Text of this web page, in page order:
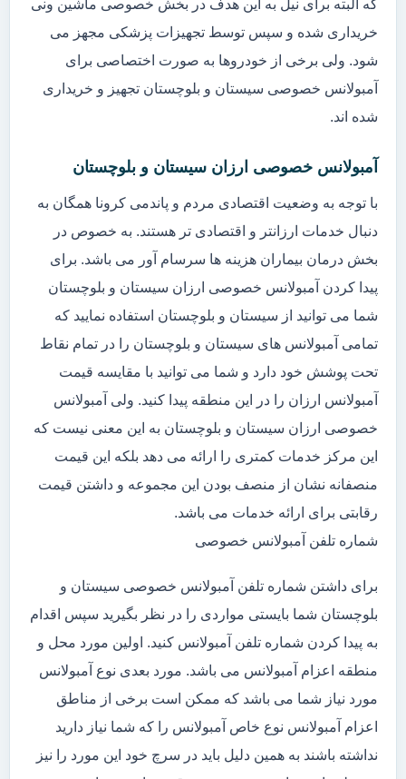
که البته برای نیل به این هدف در بخش خصوصی ماشین ونی
خریداری شده و سپس توسط تجهیزات پزشکی مجهز می
شود. ولی برخی از خودروها به صورت اختصاصی برای
آمبولانس خصوصی سیستان و بلوچستان تجهیز و خریداری
شده اند.
آمبولانس خصوصی ارزان سیستان و بلوچستان
با توجه به وضعیت اقتصادی مردم و پاندمی کرونا همگان به
دنبال خدمات ارزانتر و اقتصادی تر هستند. به خصوص در
بخش درمان بیماران هزینه ها سرسام آور می باشد. برای
پیدا کردن آمبولانس خصوصی ارزان سیستان و بلوچستان
شما می توانید از سیستان و بلوچستان استفاده نمایید که
تمامی آمبولانس های سیستان و بلوچستان را در تمام نقاط
تحت پوشش خود دارد و شما می توانید با مقایسه قیمت
آمبولانس ارزان را در این منطقه پیدا کنید. ولی آمبولانس
خصوصی ارزان سیستان و بلوچستان به این معنی نیست که
این مرکز خدمات کمتری را ارائه می دهد بلکه این قیمت
منصفانه نشان از منصف بودن این مجموعه و داشتن قیمت
رقابتی برای ارائه خدمات می باشد.
شماره تلفن آمبولانس خصوصی
برای داشتن شماره تلفن آمبولانس خصوصی سیستان و
بلوچستان شما بایستی مواردی را در نظر بگیرید سپس اقدام
به پیدا کردن شماره تلفن آمبولانس کنید. اولین مورد محل و
منطقه اعزام آمبولانس می باشد. مورد بعدی نوع آمبولانس
مورد نیاز شما می باشد که ممکن است برخی از مناطق
اعزام آمبولانس نوع خاص آمبولانس را که شما نیاز دارید
نداشته باشند به همین دلیل باید در سرچ خود این مورد را نیز